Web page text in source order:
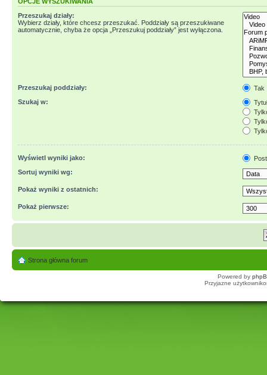
Przeszukaj działy:
Wybierz działy, które chcesz przeszukać. Poddziały są przeszukiwane
automatycznie, chyba że opcja „Przeszukuj poddziały” jest wyłączona.
Przeszukaj poddziały:
Tak
Szukaj w:
Wyświetl wyniki jako:
Sortuj wyniki wg:
Pokaż wyniki z ostatnich:
Pokaż pierwsze:
Strona główna forum
Powered by
Przyjazne